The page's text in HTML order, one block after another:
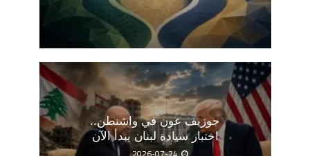
جوزيف عون في واشنطن..
اختبار سيادة لبنان يبدأ الآن